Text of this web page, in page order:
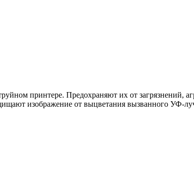
принтере. Предохраняют их от загрязнений,
изображение от выцветания вызванного УФ-